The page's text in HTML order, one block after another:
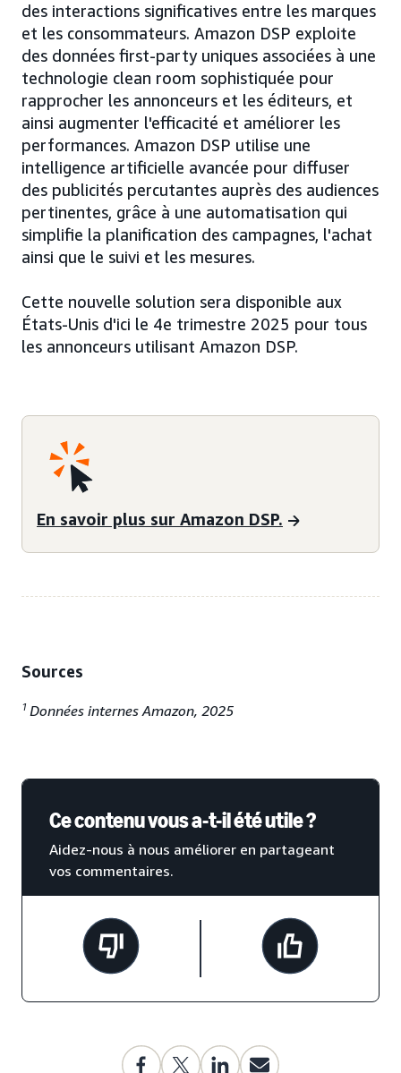
des interactions significatives entre les marques
et les consommateurs. Amazon DSP exploite
des données first-party uniques associées à une
technologie clean room sophistiquée pour
rapprocher les annonceurs et les éditeurs, et
ainsi augmenter l'efficacité et améliorer les
performances. Amazon DSP utilise une
intelligence artificielle avancée pour diffuser
des publicités percutantes auprès des audiences
pertinentes, grâce à une automatisation qui
simplifie la planification des campagnes, l'achat
ainsi que le suivi et les mesures.
Cette nouvelle solution sera disponible aux
États-Unis d'ici le 4e trimestre 2025 pour tous
les annonceurs utilisant Amazon DSP.
En savoir plus sur Amazon DSP.
Sources
1 Données internes Amazon, 2025
Ce contenu vous a-t-il été utile ?
Aidez-nous à nous améliorer en partageant
vos commentaires.